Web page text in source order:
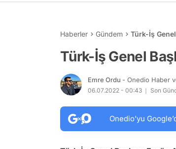
Haberler Gündem Türk-İş
Türk-İş Genel
Emre Ordu - Onedio Haber
06.07.2022 - 00:43 Son
Onedio’yu